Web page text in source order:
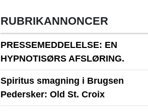
RUBRIKANNONCER
PRESSEMEDDELELSE: EN
HYPNOTISØRS AFSLØRING.
Spiritus smagning i Brugsen
Pedersker: Old St. Croix